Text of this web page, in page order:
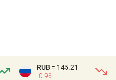
RUB = 145.21
-0.98